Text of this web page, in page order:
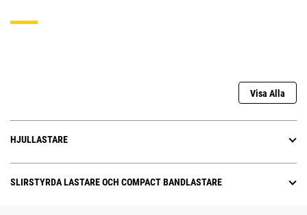
Visa Alla
HJULLASTARE
SLIRSTYRDA LASTARE OCH COMPACT BANDLASTARE